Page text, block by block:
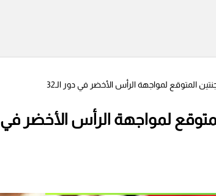
المتوقع لمواجهة الرأس الأخضر في